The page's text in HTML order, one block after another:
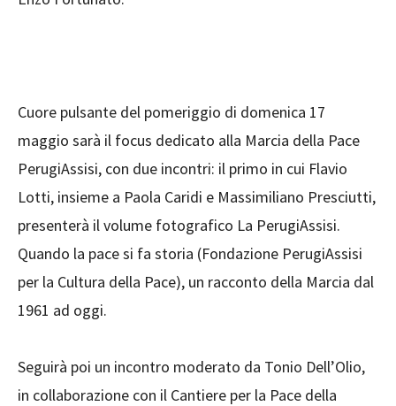
Cuore pulsante del pomeriggio di domenica 17
maggio sarà il focus dedicato alla Marcia della Pace
PerugiAssisi, con due incontri: il primo in cui Flavio
Lotti, insieme a Paola Caridi e Massimiliano Presciutti,
presenterà il volume fotografico La PerugiAssisi.
Quando la pace si fa storia (Fondazione PerugiAssisi
per la Cultura della Pace), un racconto della Marcia dal
1961 ad oggi.
Seguirà poi un incontro moderato da Tonio Dell’Olio,
in collaborazione con il Cantiere per la Pace della